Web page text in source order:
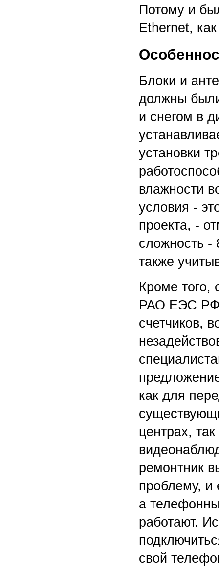
Потому и
Ethernet,
Блоки и
должны
и снегом в
установки
влажности
условия -
проекта, -
сложность -
также
Кроме того,
РАО ЕЭС РФ
счетчиков,
как для
центрах,
ремонтник
проблему, и
а
работают.
свой